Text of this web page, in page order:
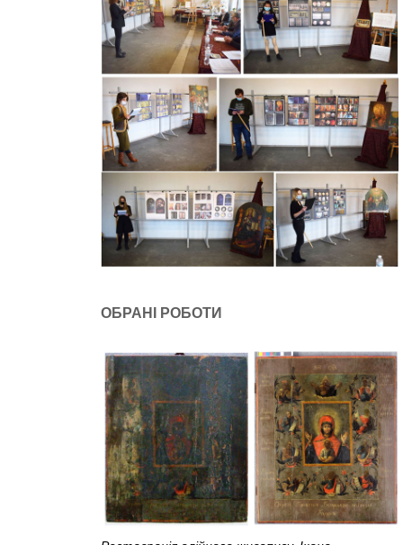
ОБРАНІ РОБОТИ